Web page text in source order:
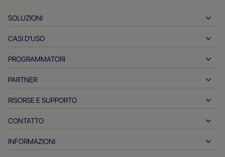
SOLUZIONI
Pagamenti in entrata
Pagamenti in uscita
Pagamenti in tempo reale
Emissione
Metodi di pagamento
CASI D'USO
Ospitalità
Automotive
Business-to-Business
Servizi finanziari
Pagamenti del governo
PROGRAMMATORI
Strumenti per programmatori
Documentazione di riferimento per le API
Centro documentale
PARTNER
Collabora con noi
Prodotti e soluzioni dei partner
Partner tecnologici
RISORSE E SUPPORTO
Servizio clienti
Risorse per operatori commerciali
CONTATTO
Richieste di informazioni sulle vendite dei commercianti
INFORMAZIONI